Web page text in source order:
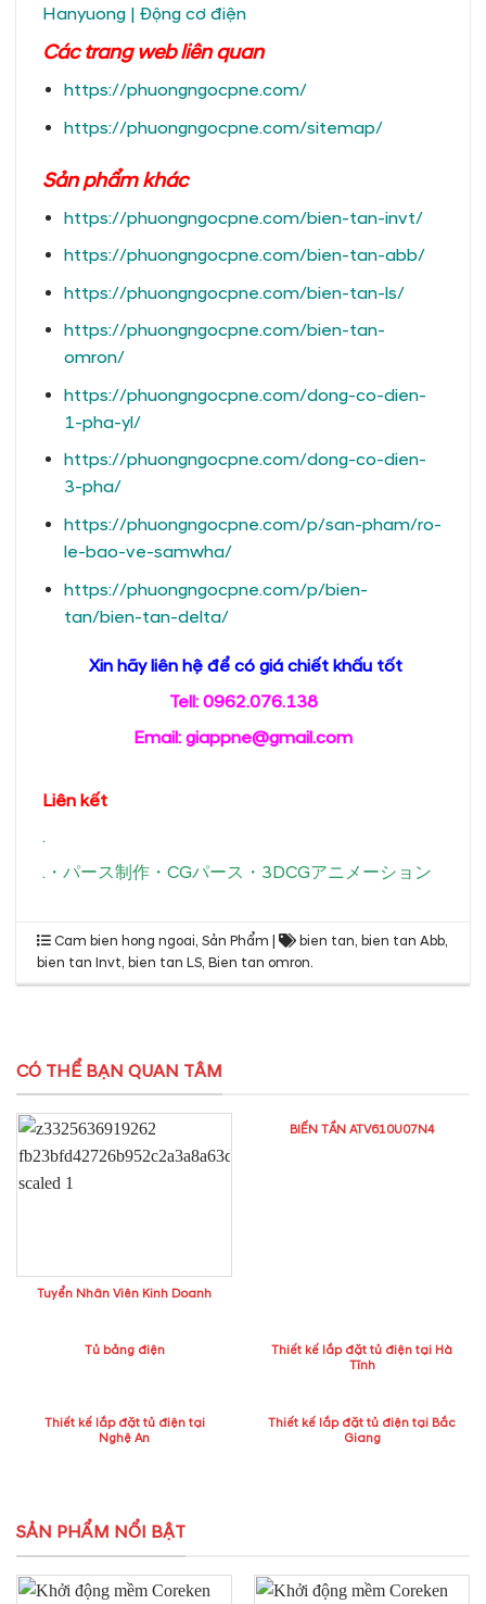
Hanyuong | Động cơ điện
Các trangweb liên quan
https://phuongngocpne.com/
https://phuongngocpne.com/sitemap/
Sản phẩm khác
https://phuongngocpne.com/bien-tan-invt/
https://phuongngocpne.com/bien-tan-abb/
https://phuongngocpne.com/bien-tan-ls/
https://phuongngocpne.com/bien-tan-
omron/
https://phuongngocpne.com/dong-co-dien-
1-pha-yl/
https://phuongngocpne.com/dong-co-dien-
3-pha/
https://phuongngocpne.com/p/san-pham/ro-
le-bao-ve-samwha/
https://phuongngocpne.com/p/bien-
tan/bien-tan-delta/
Xin hãy liên hệ để có giá chiết khấu tốt
Tell: 0962.076.138
Email: giappne@gmail.com
Liên kết
.
. ・ パース制作 ・ CGパース ・ 3DCGアニメーション
Cam bien hong ngoai,Sản Phẩm | bien tan, bien tan Abb,
bien tan Invt, bien tan LS,Bien tan omron.
CÓ THỂ BẠN QUAN TÂM
Tuyển Nhân Viên Kinh Doanh
BIẾN TẦN ATV610U07N4
Tủ bảng điện
Thiết kế lắp đặt tủ điện tại Hà
Tĩnh
Thiết kế lắp đặt tủ điện tại
Nghệ An
Thiết kế lắp đặt tủ điện tại Bắc
Giang
SẢN PHẨM NỔI BẬT